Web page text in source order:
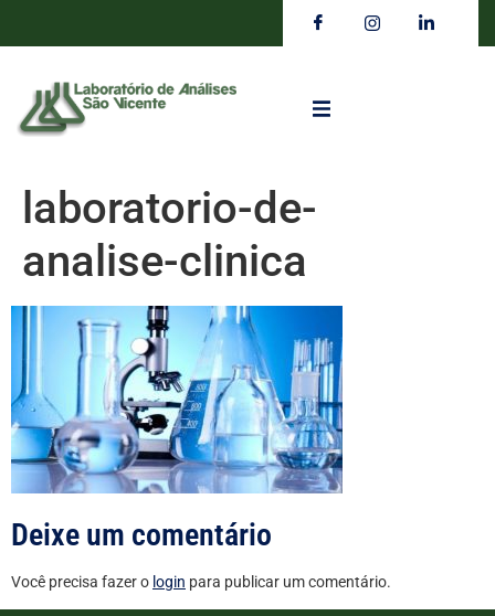
laboratorio-de-
analise-clinica
Deixe um comentário
Você precisa fazer o login para publicar um comentário.